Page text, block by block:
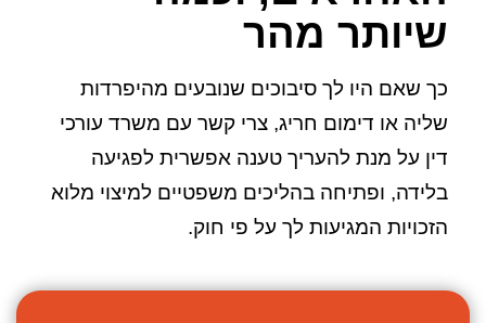
שיותר מהר
כך שאם היו לך סיבוכים שנובעים מהיפרדות
שליה או דימום חריג, צרי קשר עם משרד עורכי
דין על מנת להעריך טענה אפשרית לפגיעה
בלידה, ופתיחה בהליכים משפטיים למיצוי מלוא
הזכויות המגיעות לך על פי חוק.